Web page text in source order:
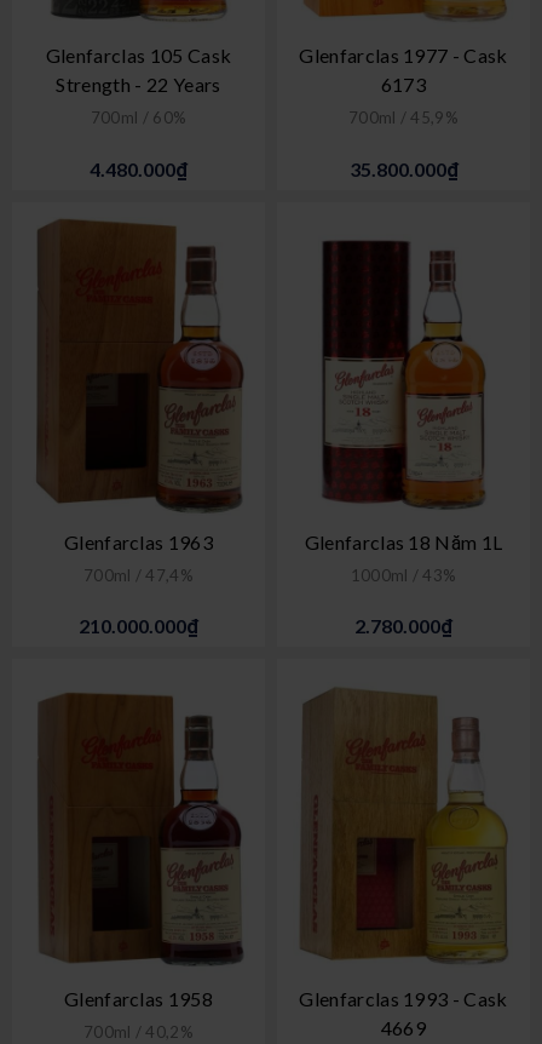
Glenfarclas 105 Cask
Strength - 22 Years
700ml / 60%
4.480.000₫
Glenfarclas 1977 - Cask
6173
700ml / 45,9%
35.800.000₫
Glenfarclas 1963
700ml / 47,4%
210.000.000₫
Glenfarclas 18 Năm 1L
1000ml / 43%
2.780.000₫
Glenfarclas 1958
700ml / 40,2%
Glenfarclas 1993 - Cask
4669